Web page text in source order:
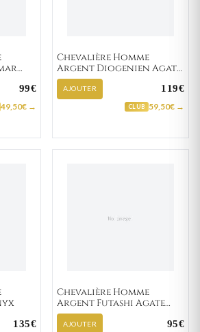
99€
49,50€ →
Chevalière Homme
Argent Diogenien Agate
Noir
AJOUTER 119€
CLUB 59,50€ →
135€
Chevalière Homme
Argent Futashi Agate
Noir
AJOUTER 95€